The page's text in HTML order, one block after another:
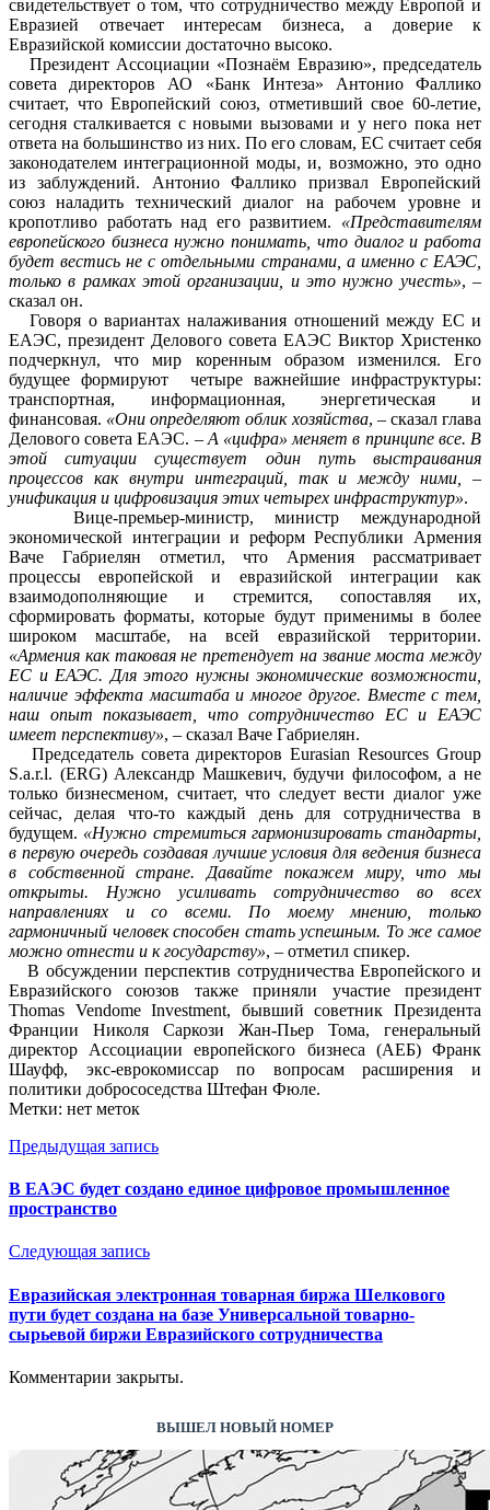
свидетельствует о том, что сотрудничество между Европой и
Евразией отвечает интересам бизнеса, а доверие к
Евразийской комиссии достаточно высоко.
Президент Ассоциации «Познаём Евразию», председатель
совета директоров АО «Банк Интеза» Антонио Фаллико
считает, что Европейский союз, отметивший свое 60-летие,
сегодня сталкивается с новыми вызовами и у него пока нет
ответа на большинство из них. По его словам, ЕС считает себя
законодателем интеграционной моды, и, возможно, это одно
из заблуждений. Антонио Фаллико призвал Европейский
союз наладить технический диалог на рабочем уровне и
кропотливо работать над его развитием. «Представителям
европейского бизнеса нужно понимать, что диалог и работа
будет вестись не с отдельными странами, а именно с ЕАЭС,
только в рамках этой организации, и это нужно учесть», –
сказал он.
Говоря о вариантах налаживания отношений между ЕС и
ЕАЭС, президент Делового совета ЕАЭС Виктор Христенко
подчеркнул, что мир коренным образом изменился. Его
будущее формируют четыре важнейшие инфраструктуры:
транспортная, информационная, энергетическая и
финансовая. «Они определяют облик хозяйства, – сказал глава
Делового совета ЕАЭС. – А «цифра» меняет в принципе все. В
этой ситуации существует один путь выстраивания
процессов как внутри интеграций, так и между ними, –
унификация и цифровизация этих четырех инфраструктур».
Вице-премьер-министр, министр международной
экономической интеграции и реформ Республики Армения
Ваче Габриелян отметил, что Армения рассматривает
процессы европейской и евразийской интеграции как
взаимодополняющие и стремится, сопоставляя их,
сформировать форматы, которые будут применимы в более
широком масштабе, на всей евразийской территории.
«Армения как таковая не претендует на звание моста между
ЕС и ЕАЭС. Для этого нужны экономические возможности,
наличие эффекта масштаба и многое другое. Вместе с тем,
наш опыт показывает, что сотрудничество ЕС и ЕАЭС
имеет перспективу», – сказал Ваче Габриелян.
Председатель совета директоров Eurasian Resources Group
S.a.r.l. (ERG) Александр Машкевич, будучи философом, а не
только бизнесменом, считает, что следует вести диалог уже
сейчас, делая что-то каждый день для сотрудничества в
будущем. «Нужно стремиться гармонизировать стандарты,
в первую очередь создавая лучшие условия для ведения бизнеса
в собственной стране. Давайте покажем миру, что мы
открыты. Нужно усиливать сотрудничество во всех
направлениях и со всеми. По моему мнению, только
гармоничный человек способен стать успешным. То же самое
можно отнести и к государству», – отметил спикер.
В обсуждении перспектив сотрудничества Европейского и
Евразийского союзов также приняли участие президент
Thomas Vendome Investment, бывший советник Президента
Франции Николя Саркози Жан-Пьер Тома, генеральный
директор Ассоциации европейского бизнеса (АЕБ) Франк
Шауфф, экс-еврокомиссар по вопросам расширения и
политики добрососедства Штефан Фюле.
Метки: нет меток
Предыдущая запись
В ЕАЭС будет создано единое цифровое промышленное
пространство
Следующая запись
Евразийская электронная товарная биржа Шелкового
пути будет создана на базе Универсальной товарно-
сырьевой биржи Евразийского сотрудничества
Комментарии закрыты.
ВЫШЕЛ НОВЫЙ НОМЕР